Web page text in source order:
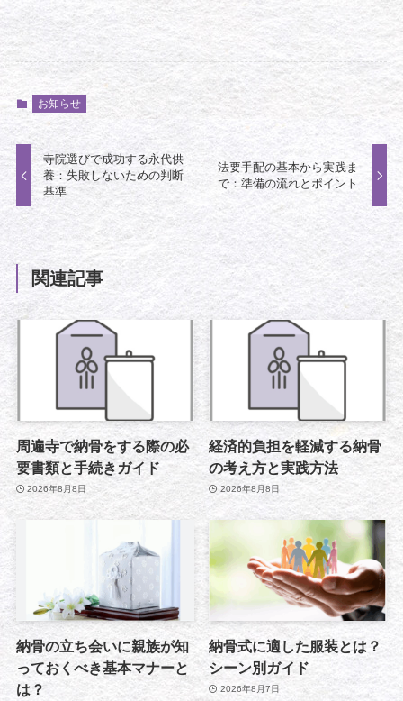
お知らせ
寺院選びで成功する永代供
養：失敗しないための判断
基準
法要手配の基本から実践ま
で：準備の流れとポイント
関連記事
周遍寺で納骨をする際の必
要書類と手続きガイド
2026年8月8日
経済的負担を軽減する納骨
の考え方と実践方法
2026年8月8日
納骨の立ち会いに親族が知
っておくべき基本マナーと
は？
納骨式に適した服装とは？
シーン別ガイド
2026年8月7日